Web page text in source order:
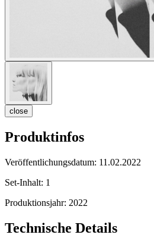
close
Produktinfos
Veröffentlichungsdatum: 11.02.2022
Set-Inhalt: 1
Produktionsjahr: 2022
Technische Details